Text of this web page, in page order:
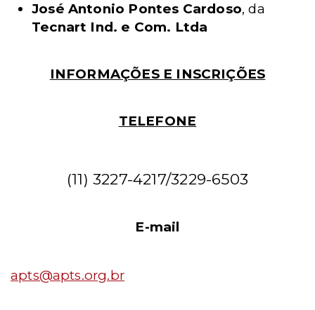
José Antonio Pontes Cardoso, da
Tecnart Ind. e Com. Ltda
INFORMAÇÕES E INSCRIÇÕES
TELEFONE
(11) 3227-4217/3229-6503
E-mail
apts@apts.org.br